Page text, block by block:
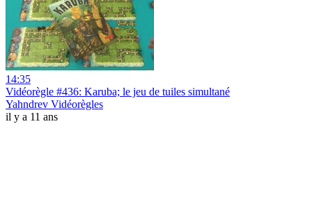
14:35
Vidéorègle #436: Karuba; le jeu de tuiles simultané
Yahndrev Vidéorègles
il y a 11 ans